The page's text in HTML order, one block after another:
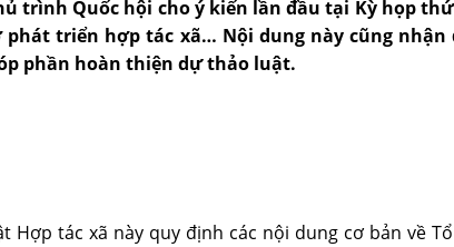
trình Quốc hội cho ý kiến lần đầu tại Kỳ họp
triển hợp tác xã… Nội dung này cũng
phần hoàn thiện dự thảo luật.
tác xã này quy định các nội dung cơ bản về